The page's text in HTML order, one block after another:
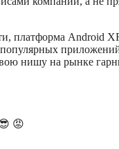
платформа Android
популярных
нишу на рынке
😡